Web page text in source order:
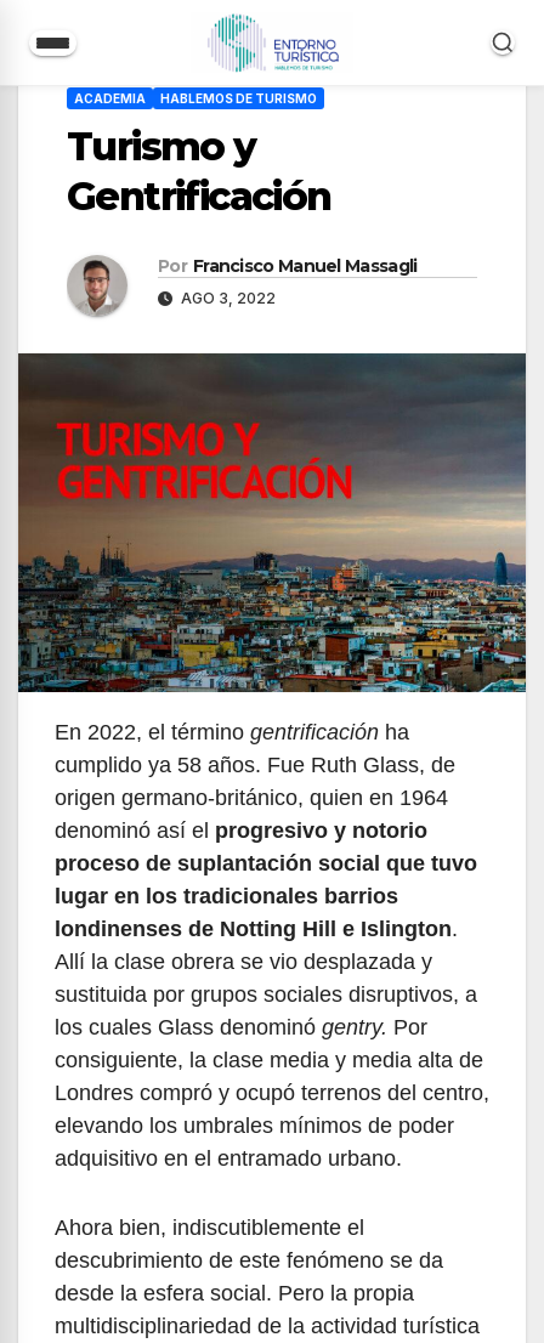
ACADEMIA HABLEMOS DE TURISMO
Turismo y
Gentrificación
Por Francisco Manuel Massagli
AGO 3, 2022
En 2022, el término gentrificación ha
cumplido ya 58 años. Fue Ruth Glass, de
origen germano-británico, quien en 1964
denominó así el progresivo y notorio
proceso de suplantación social que tuvo
lugar en los tradicionales barrios
londinenses de Notting Hill e Islington.
Allí la clase obrera se vio desplazada y
sustituida por grupos sociales disruptivos, a
los cuales Glass denominó gentry. Por
consiguiente, la clase media y media alta de
Londres compró y ocupó terrenos del centro,
elevando los umbrales mínimos de poder
adquisitivo en el entramado urbano.
Ahora bien, indiscutiblemente el
descubrimiento de este fenómeno se da
desde la esfera social. Pero la propia
multidisciplinariedad de la actividad turística